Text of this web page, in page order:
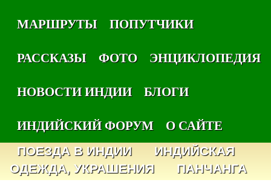
МАРШРУТЫ
ПОПУТЧИКИ
РАССКАЗЫ
ФОТО
ЭНЦИКЛОПЕДИЯ
НОВОСТИ ИНДИИ
БЛОГИ
ИНДИЙСКИЙ ФОРУМ
О САЙТЕ
ПОЕЗДА В ИНДИИ
ИНДИЙСКАЯ
ОДЕЖДА, УКРАШЕНИЯ
ПАНЧАНГА